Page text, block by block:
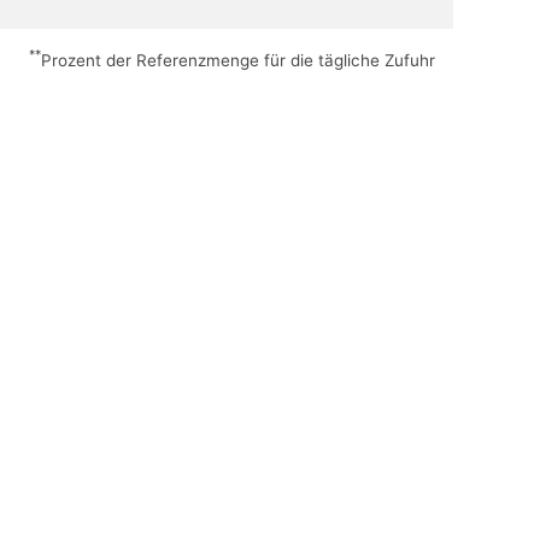
**Prozent der Referenzmenge für die tägliche Zufuhr